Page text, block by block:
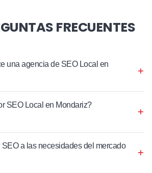
FRECUENTES
una agencia de SEO Local en
SEO Local en Mondariz?
a las necesidades del mercado